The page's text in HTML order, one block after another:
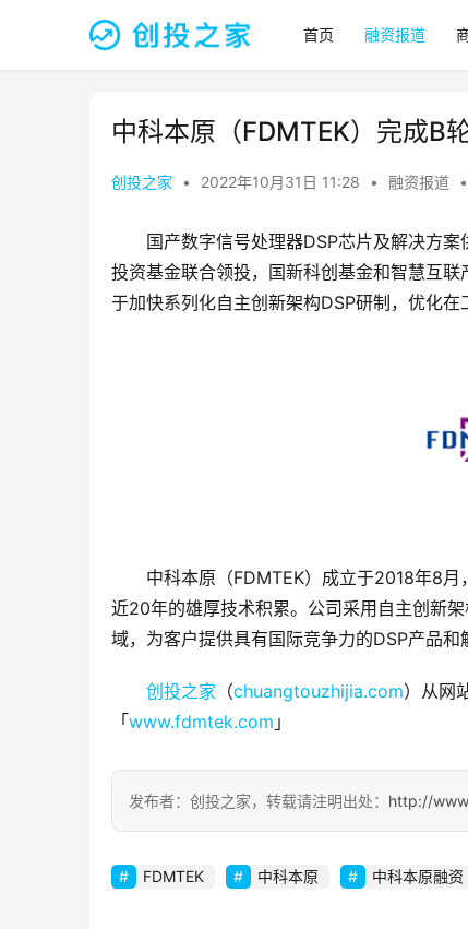
首页 融资报道
中科本原（FDMTEK）完成B
创投之家 • 2022年10月31日 11:28 • 融资报道 •
国产数字信号处理器DSP芯片及解决方案
投资基金联合领投，国新科创基金和智慧互
于加快系列化自主创新架构DSP研制，优化在
中科本原（FDMTEK）成立于2018年8
近20年的雄厚技术积累。公司采用自主创新
域，为客户提供具有国际竞争力的DSP产品和
创投之家 （chuangtouzhijia.com）从网
「www.fdmtek.com 」
发布者：创投之家，转载请注明出处： http://
FDMTEK 中科本原 中科本原融资